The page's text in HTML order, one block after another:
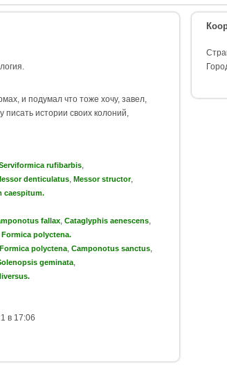
и подумал что тоже хочу, завел,
писать истории своих колоний,
rufibarbis
denticulatus Messor structor,
caespitum.
fallax Cataglyphis aenescens
Formica polyctena.
Formica polyctena Camponotus sanctus
geminata
в 17:06